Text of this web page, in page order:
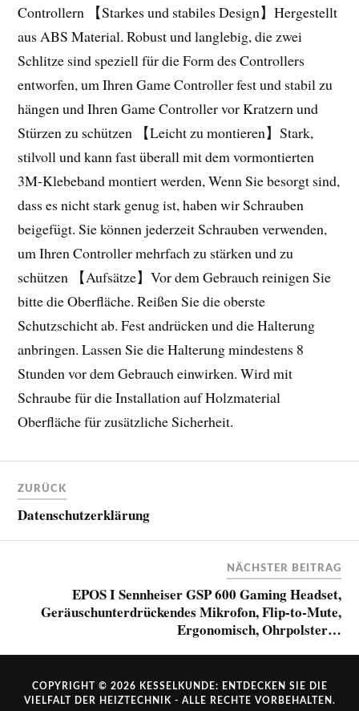
Controllern 【Starkes und stabiles Design】Hergestellt
aus ABS Material. Robust und langlebig, die zwei
Schlitze sind speziell für die Form des Controllers
entworfen, um Ihren Game Controller fest und stabil zu
hängen und Ihren Game Controller vor Kratzern und
Stürzen zu schützen 【Leicht zu montieren】Stark,
stilvoll und kann fast überall mit dem vormontierten
3M-Klebeband montiert werden, Wenn Sie besorgt sind,
dass es nicht stark genug ist, haben wir Schrauben
beigefügt. Sie können jederzeit Schrauben verwenden,
um Ihren Controller mehrfach zu stärken und zu
schützen 【Aufsätze】Vor dem Gebrauch reinigen Sie
bitte die Oberfläche. Reißen Sie die oberste
Schutzschicht ab. Fest andrücken und die Halterung
anbringen. Lassen Sie die Halterung mindestens 8
Stunden vor dem Gebrauch einwirken. Wird mit
Schraube für die Installation auf Holzmaterial
Oberfläche für zusätzliche Sicherheit.
ZURÜCK
Datenschutzerklärung
NÄCHSTER BEITRAG
EPOS I Sennheiser GSP 600 Gaming Headset,
Geräuschunterdrückendes Mikrofon, Flip-to-Mute,
Ergonomisch, Ohrpolster…
COPYRIGHT © 2026 KESSELKUNDE: ENTDECKEN SIE DIE
VIELFALT DER HEIZTECHNIK - ALLE RECHTE VORBEHALTEN.